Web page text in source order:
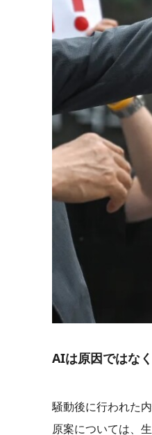
AIは原因ではな
騒動後に行われた
原案については、